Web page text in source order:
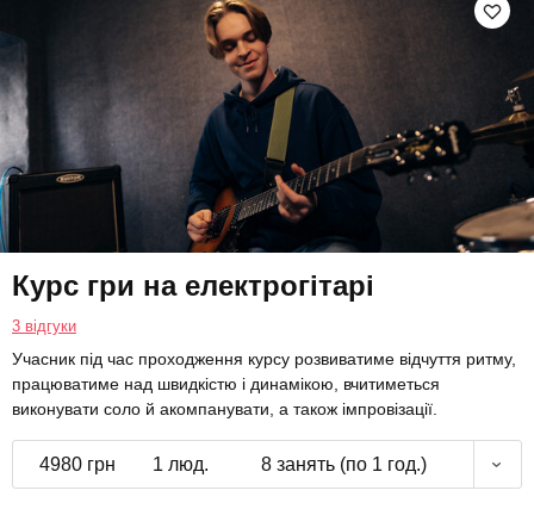
Курс гри на електрогітарі
3 відгуки
Учасник під час проходження курсу розвиватиме відчуття ритму,
працюватиме над швидкістю і динамікою, вчитиметься
виконувати соло й акомпанувати, а також імпровізації.
4980 грн 1 люд. 8 занять (по 1 год.)